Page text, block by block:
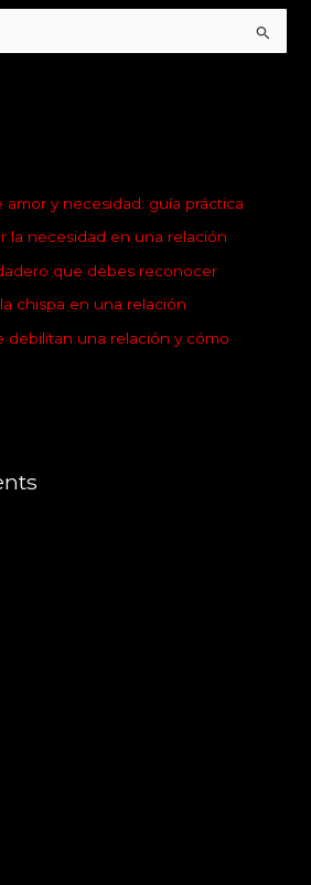
y necesidad: guía práctica
la necesidad en una relación
que debes reconocer
chispa en una relación
debilitan una relación y cómo